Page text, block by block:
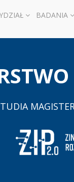
BADANIA